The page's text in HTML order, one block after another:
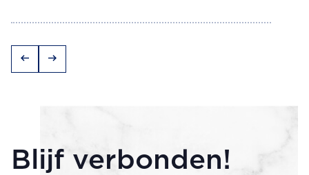
arrow_left_alt arrow_right_alt
Blijf verbonden!